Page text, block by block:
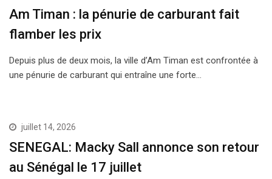
Am Timan : la pénurie de carburant fait
flamber les prix
Depuis plus de deux mois, la ville d’Am Timan est confrontée à
une pénurie de carburant qui entraîne une forte…
ACTUALITÉS
juillet 14, 2026
SENEGAL: Macky Sall annonce son retour
au Sénégal le 17 juillet